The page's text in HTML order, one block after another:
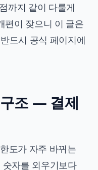
까지 같이 다룰게
편이 잦으니 이 글은
드시 공식 페이지에
조 — 결제
도가 자주 바뀌는
자를 외우기보다